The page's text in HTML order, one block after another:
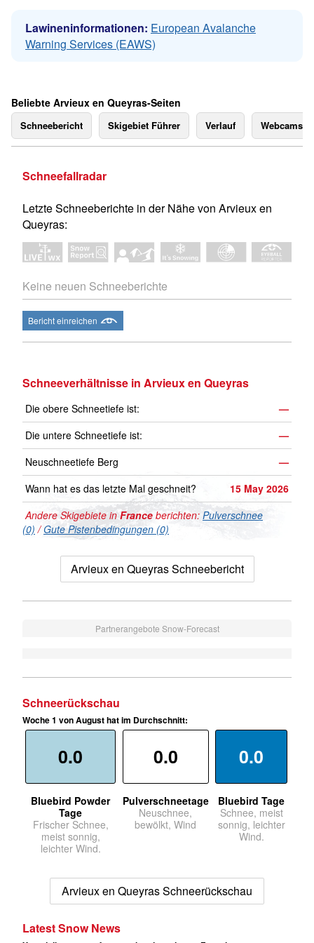
Lawineninformationen: European Avalanche
Warning Services (EAWS)
Beliebte Arvieux en Queyras-Seiten
Schneebericht Skigebiet Führer Verlauf Webcams
Schneefallradar
Letzte Schneeberichte in der Nähe von Arvieux en
Queyras:
Keine neuen Schneeberichte
Bericht einreichen
Schneeverhältnisse in Arvieux en Queyras
Die obere Schneetiefe ist:
—
Die untere Schneetiefe ist:
—
Neuschneetiefe Berg
—
Wann hat es das letzte Mal geschneit?
15 May 2026
Andere Skigebiete inFrance berichten: Pulverschnee
(0) /Gute Pistenbedingungen (0)
Arvieux en Queyras Schneebericht
Partnerangebote Snow-Forecast
Schneerückschau
Woche 1 von August hat im Durchschnitt:
0.0
Bluebird Powder
Tage
Frischer Schnee,
meist sonnig,
leichter Wind.
0.0
Pulverschneetage
Neuschnee,
bewölkt, Wind
0.0
Bluebird Tage
Schnee, meist
sonnig, leichter
Wind.
Arvieux en Queyras Schneerückschau